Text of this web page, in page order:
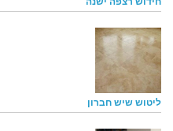
ליטוש שיש חברון